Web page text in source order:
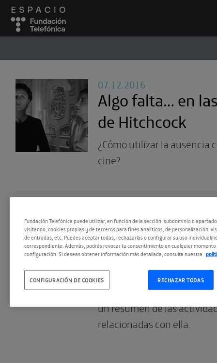
07.12.2016
Algo falta… en
de Hitchcock
¿Cómo utilizar la ausencia
cine?
06.11.2015
Lo que nos
Constelaciones
Reunimos aquí todos los
a partir de la expo
un resumen de las
relacionadas con ella.
Fundación Telefónica puede utilizar, en función de la sección, subdominio o
visitando, cookies propias y de terceros para fines analíticos, de personalización,
de entradas, etc. Puedes aceptar todas, rechazarlas o configurar su uso
correspondiente. Además, podrás revocar tu consentimiento en cualquier momento
configuración. Si deseas obtener información más detallada, consulta nuestra
RECHAZAR TODAS
CONFIGURACIÓN DE COOKIES